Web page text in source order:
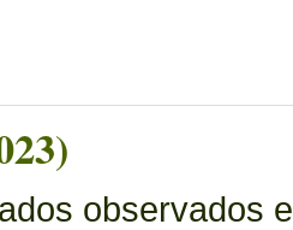
observados